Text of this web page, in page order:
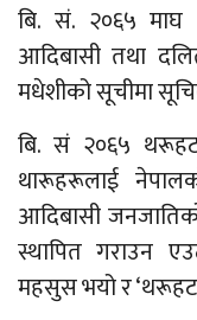
बि. सं. २०६५
आदिबासी तथा
मधेशीको सूचीमा
बि. सं २०६५
थारूहरूलाई
आदिबासी
स्थापित गराउन
महसुस भयो र ‘थरूहट